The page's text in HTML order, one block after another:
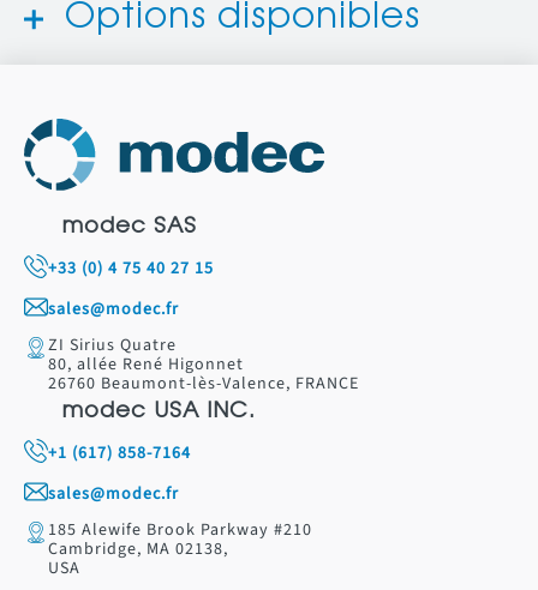
Options disponibles
modec SAS
+33 (0) 4 75 40 27 15
sales@modec.fr
ZI Sirius Quatre
80, allée René Higonnet
26760 Beaumont-lès-Valence, FRANCE
modec USA INC.
+1 (617) 858-7164
sales@modec.fr
185 Alewife Brook Parkway #210
Cambridge, MA 02138,
USA